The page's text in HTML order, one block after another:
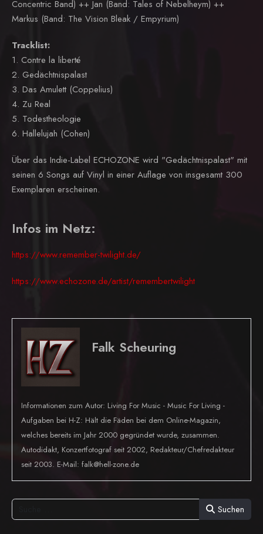
Concentric Band) ++ Jan (Band: Tales of Nebelheym) ++
Markus (Band: The Vision Bleak / Empyrium)
Tracklist:
1. Contre la liberté
2. Gedächtnispalast
3. Das Amulett (Coppelius)
4. Zu Real
5. Todestheologie
6. Hallelujah (Cohen)
Über das Indie-Label ECHOZONE wird "Gedächtnispalast" mit
seinen 6 Songs auf Vinyl in einer Auflage von insgesamt 300
Exemplaren erscheinen.
Infos im Netz:
https://www.remember-twilight.de/
https://www.echozone.de/artist/remembertwilight
Falk Scheuring
Informationen zum Autor: Living For Music - Music For Living -
Aufgaben bei H-Z: Hält die Fäden bei dem Online-Magazin,
welches bereits im Jahr 2000 gegründet wurde, zusammen.
Autodidakt, Konzertfotograf seit 2002, Redakteur/Chefredakteur
seit 2003. E-Mail: falk@hell-zone.de
Suchen